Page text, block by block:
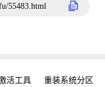
55483.html
活工具
重装系统分区